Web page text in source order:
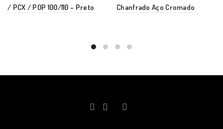
/ PCX / POP 100/110 – Preto
Chanfrado Aço Cromado